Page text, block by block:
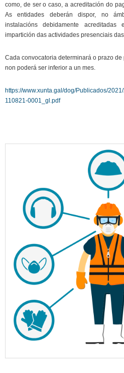
como, de ser o caso, a acreditación do
As entidades deberán dispor, no
instalacións debidamente
impartición das actividades presenciais
Cada convocatoria determinará o prazo
non poderá ser inferior a un mes.
https://www.xunta.gal/dog/Publicados/
110821-0001_gl.pdf